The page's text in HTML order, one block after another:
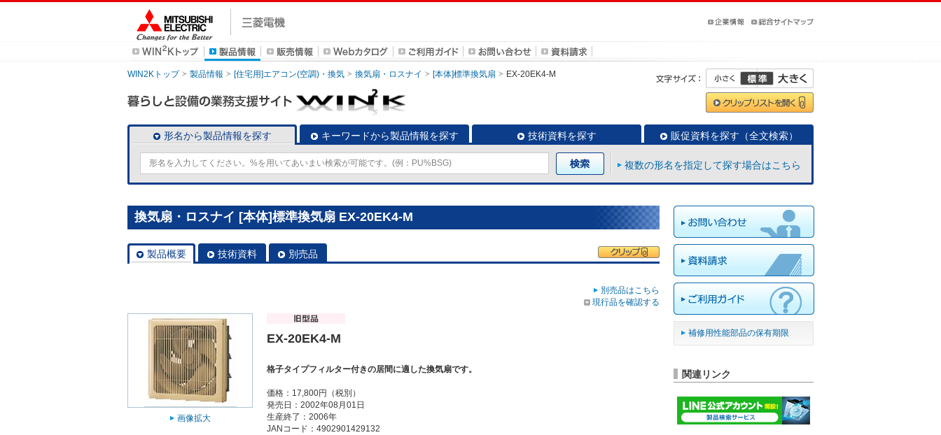
WIN2Kトップ 製品情報 [住宅用]エアコン(空調)・換気 換気扇・ロスナイ [本体]標準換気扇 EX-20EK4-M
形名から製品情報を探す キーワードから製品情報を探す 技術資料を探す 販促資料を探す（全文検索）
複数の形名を指定して探す場合はこちら
換気扇・ロスナイ [本体]標準換気扇 EX-20EK4-M
製品概要 技術資料 別売品
別売品はこちら
現行品を確認する
画像拡大
EX-20EK4-M
格子タイプフィルター付きの居間に適した換気扇です。
価格：17,800円（税別）
発売日：2002年08月01日
生産終了：2006年
JANコード：4902901429132
補修用性能部品の保有期限
関連リンク